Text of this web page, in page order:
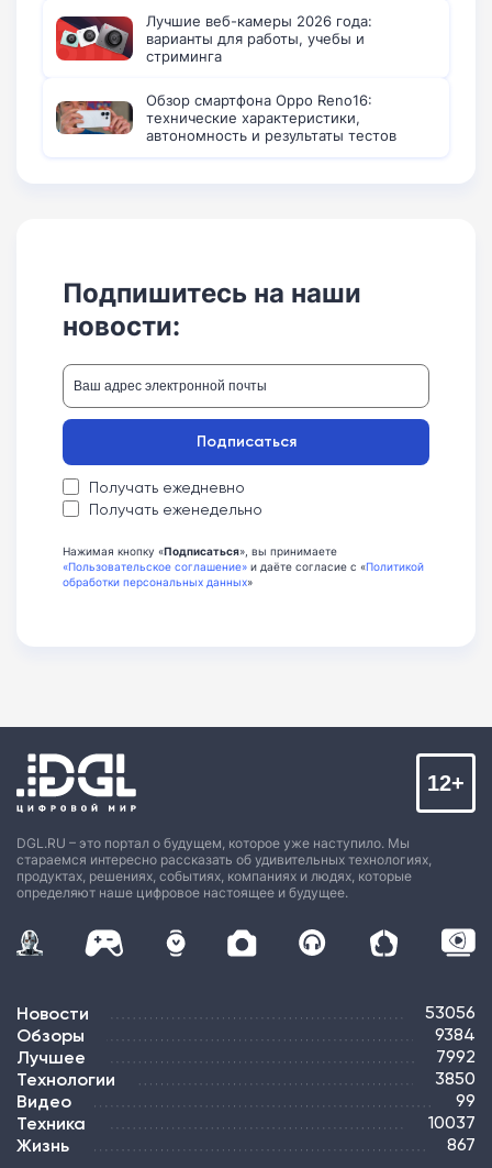
Лучшие веб-камеры 2026 года:
варианты для работы, учебы и
стриминга
Обзор смартфона Oppo Reno16:
технические характеристики,
автономность и результаты тестов
Подпишитесь на наши
новости:
Получать ежедневно
Получать еженедельно
Подписаться
Нажимая кнопку «Подписаться», вы принимаете
«Пользовательское соглашение» и даёте согласие с «Политикой
обработки персональных данных»
DGL.RU – это портал о будущем, которое уже наступило. Мы
стараемся интересно рассказать об удивительных технологиях,
продуктах, решениях, событиях, компаниях и людях, которые
определяют наше цифровое настоящее и будущее.
12+
Новости 53056
Обзоры 9384
Лучшее 7992
Технологии 3850
Видео 99
Техника 10037
Жизнь 867